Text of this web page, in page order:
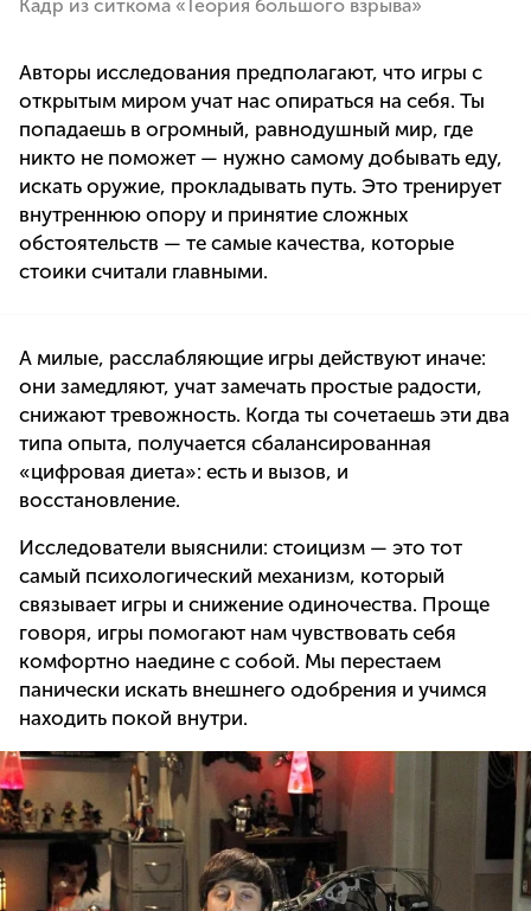
Кадр из ситкома «Теория большого взрыва»
Авторы исследования предполагают, что игры с
открытым миром учат нас опираться на себя. Ты
попадаешь в огромный, равнодушный мир, где
никто не поможет — нужно самому добывать еду,
искать оружие, прокладывать путь. Это тренирует
внутреннюю опору и принятие сложных
обстоятельств — те самые качества, которые
стоики считали главными.
А милые, расслабляющие игры действуют иначе:
они замедляют, учат замечать простые радости,
снижают тревожность. Когда ты сочетаешь эти два
типа опыта, получается сбалансированная
«цифровая диета»: есть и вызов, и
восстановление.
Исследователи выяснили: стоицизм — это тот
самый психологический механизм, который
связывает игры и снижение одиночества. Проще
говоря, игры помогают нам чувствовать себя
комфортно наедине с собой. Мы перестаем
панически искать внешнего одобрения и учимся
находить покой внутри.